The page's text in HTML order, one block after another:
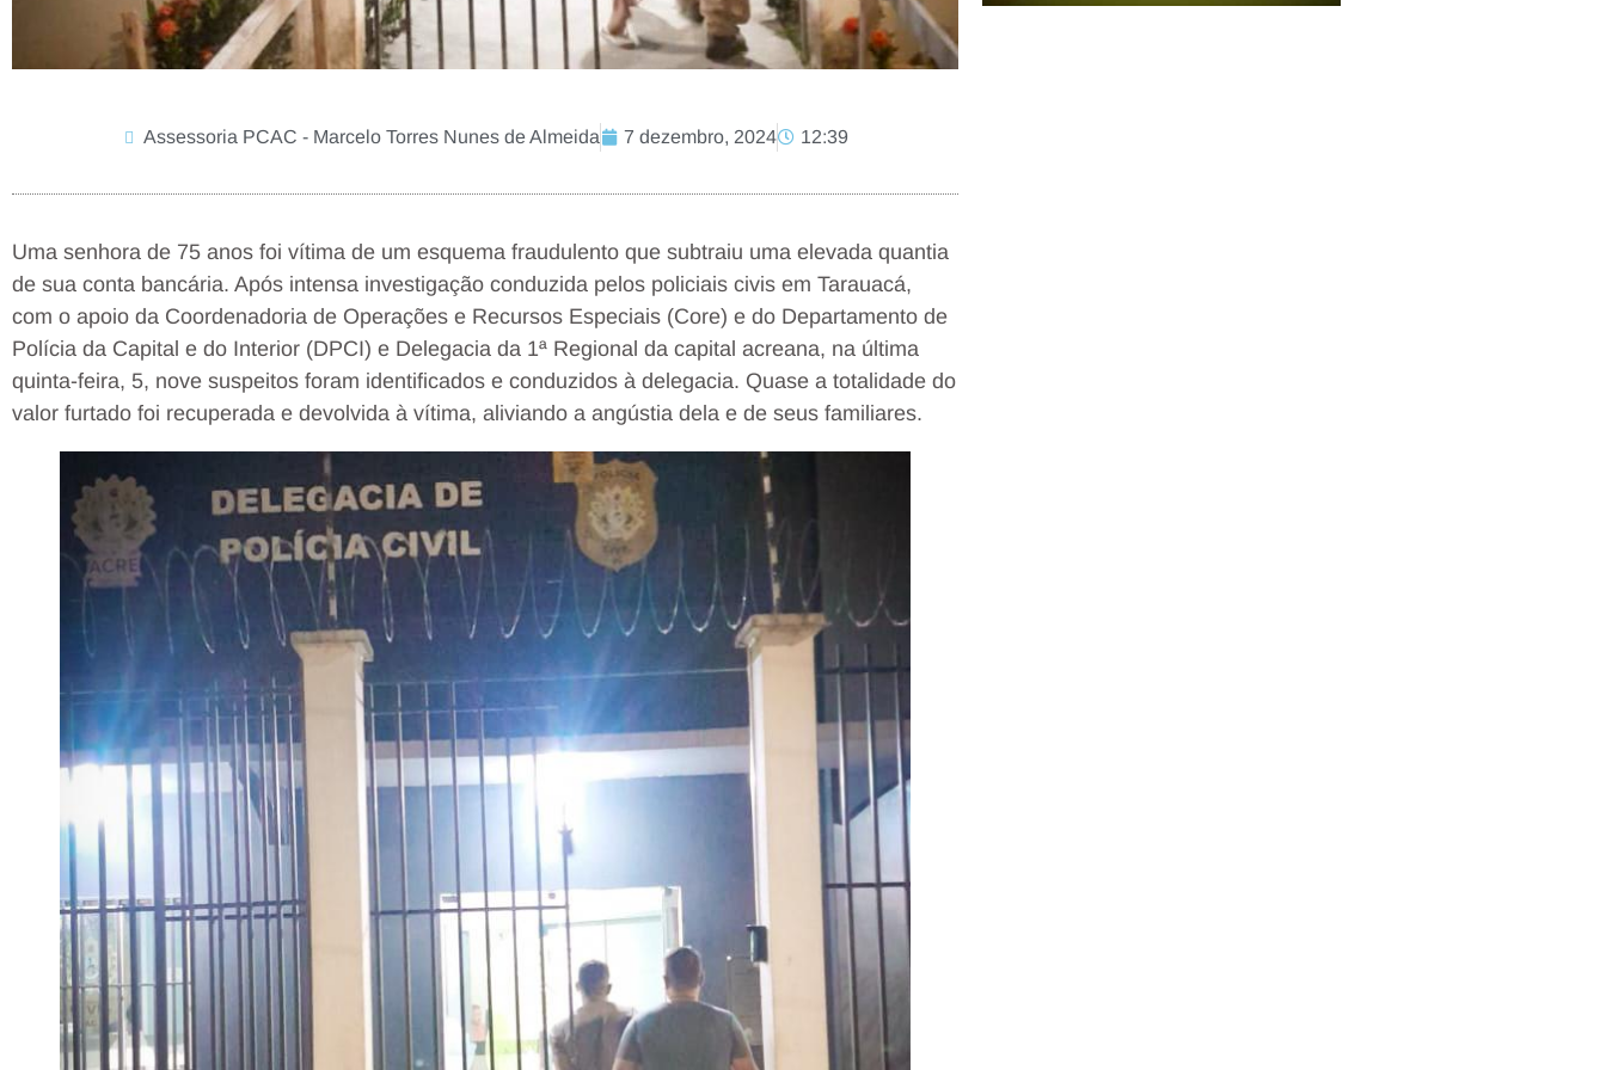
Assessoria PCAC - Marcelo Torres Nunes de Almeida 7 dezembro, 2024 12:39
Uma senhora de 75 anos foi vítima de um esquema fraudulento que subtraiu uma elevada quantia
de sua conta bancária. Após intensa investigação conduzida pelos policiais civis em Tarauacá,
com o apoio da Coordenadoria de Operações e Recursos Especiais (Core) e do Departamento de
Polícia da Capital e do Interior (DPCI) e Delegacia da 1ª Regional da capital acreana, na última
quinta-feira, 5, nove suspeitos foram identificados e conduzidos à delegacia. Quase a totalidade do
valor furtado foi recuperada e devolvida à vítima, aliviando a angústia dela e de seus familiares.